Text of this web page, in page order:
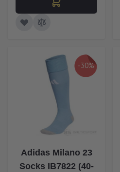
-30%
Adidas Milano 23
Socks IB7822 (40-